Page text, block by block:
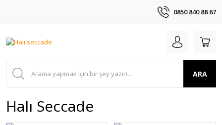
0850 840 88 67
ARA
Halı Seccade